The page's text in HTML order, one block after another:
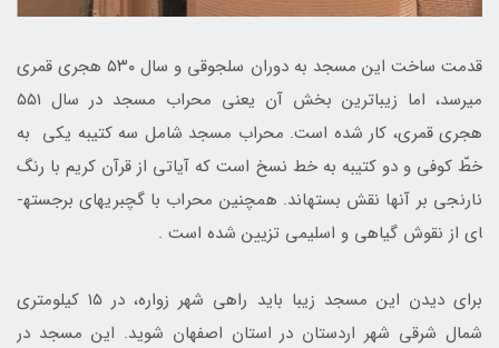
قدمت ساخت این مسجد به دوران سلجوقی و سال ۵۳۰ هجری قمری
می­رسد، اما زیباترین بخش آن یعنی محراب مسجد در سال ۵۵۱
هجری قمری، کار شده است. محراب مسجد شامل سه کتیبه یکی به
خطّ کوفی و دو کتیبه به خط نسخ است که آیاتی از قرآن کریم با رنگ
نارنجی بر آن­ها نقش بسته­اند. همچنین محراب با گچ­بری­های برجسته­
ای از نقوش گياهی و اسليمی تزیین شده است .
برای دیدن این مسجد زیبا باید راهی شهر زواره، در ۱۵ کیلومتری
شمال شرقی شهر اردستان در استان اصفهان شوید. این مسجد در